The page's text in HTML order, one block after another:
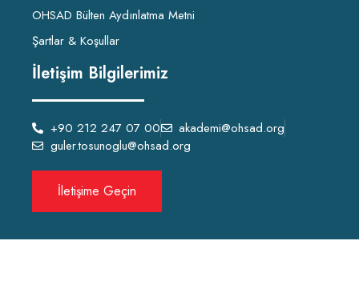
OHSAD Bülten Aydınlatma Metni
Şartlar & Koşullar
İletişim Bilgilerimiz
+90 212 247 07 00
akademi@ohsad.org
guler.tosunoglu@ohsad.org
İletişime Geçin